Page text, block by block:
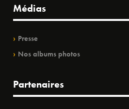
Médias
Presse
Nos albums photos
Partenaires